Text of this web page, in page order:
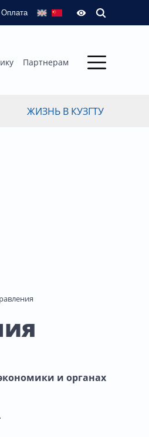
Оплата
Партнерам
ЖИЗНЬ В КУЗГТУ
и органах